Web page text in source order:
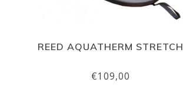
REED AQUATHERM STRETCH
€109,00